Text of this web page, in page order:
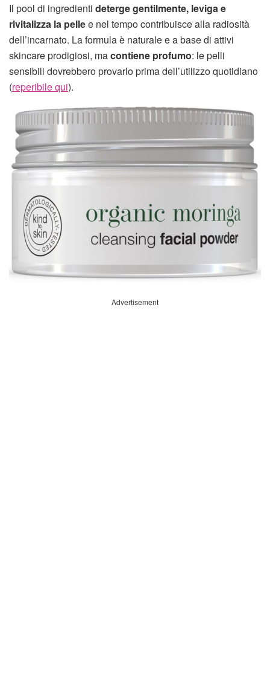
Il pool di ingredienti deterge gentilmente, leviga e
rivitalizza la pellee nel tempo contribuisce alla radiosità
dell’incarnato. La formula è naturale e a base di attivi
skincare prodigiosi, macontiene profumo: le pelli
sensibili dovrebbero provarlo prima dell’utilizzo quotidiano
(reperibile qui).
Advertisement